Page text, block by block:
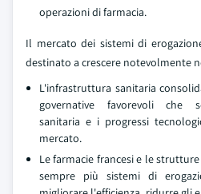
operazioni di farmacia.
Il mercato dei sistemi di
destinato a crescere notevolmente
L'infrastruttura sanitaria
governative favorevoli che
sanitaria e i progressi
mercato.
Le farmacie francesi e le
sempre più sistemi di